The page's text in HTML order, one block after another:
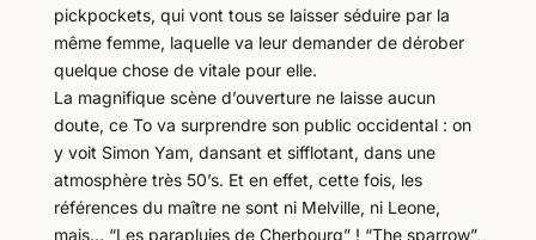
pickpockets, qui vont tous se laisser séduire par la
même femme, laquelle va leur demander de dérober
quelque chose de vitale pour elle.
La magnifique scène d’ouverture ne laisse aucun
doute, ce To va surprendre son public occidental : on
y voit Simon Yam, dansant et sifflotant, dans une
atmosphère très 50’s. Et en effet, cette fois, les
références du maître ne sont ni Melville, ni Leone,
mais… “Les parapluies de Cherbourg” ! “The sparrow”,